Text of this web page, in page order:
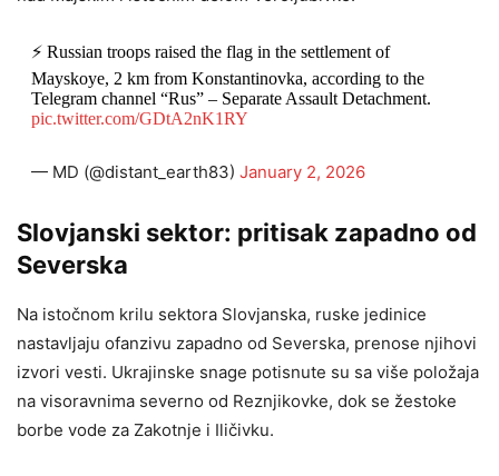
⚡️ Russian troops raised the flag in the settlement of
Mayskoye, 2 km from Konstantinovka, according to the
Telegram channel “Rus” – Separate Assault Detachment.
pic.twitter.com/GDtA2nK1RY
— MD (@distant_earth83) January 2, 2026
Slovjanski sektor: pritisak zapadno od
Severska
Na istočnom krilu sektora Slovjanska, ruske jedinice
nastavljaju ofanzivu zapadno od Severska, prenose njihovi
izvori vesti. Ukrajinske snage potisnute su sa više položaja
na visoravnima severno od Reznjikovke, dok se žestoke
borbe vode za Zakotnje i Iličivku.